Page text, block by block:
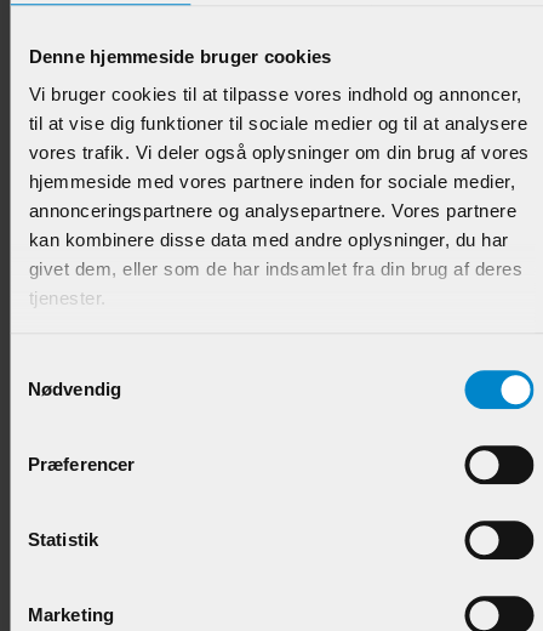
Denne hjemmeside bruger cookies
Vi bruger cookies til at tilpasse vores indhold og annoncer,
til at vise dig funktioner til sociale medier og til at analysere
vores trafik. Vi deler også oplysninger om din brug af vores
hjemmeside med vores partnere inden for sociale medier,
annonceringspartnere og analysepartnere. Vores partnere
kan kombinere disse data med andre oplysninger, du har
givet dem, eller som de har indsamlet fra din brug af deres
tjenester.
Nødvendig
Præferencer
Statistik
Marketing
Varenr.:
69,95 DKK/M
Glasfalsliste m / 20 mm fals - 10 x 28 mm Teak -
118,95 DKK/M